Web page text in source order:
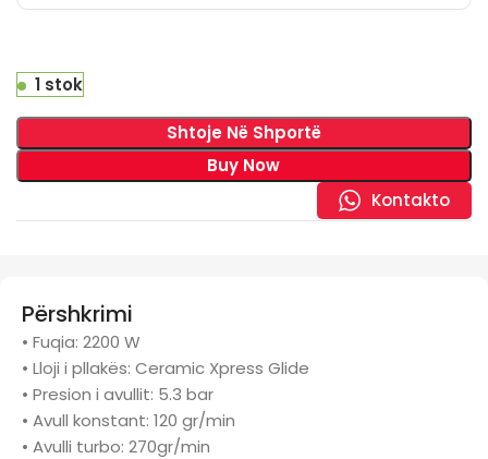
1 stok
Shtoje Në Shportë
Buy Now
Kontakto
Përshkrimi
• Fuqia: 2200 W
• Lloji i pllakës: Ceramic Xpress Glide
• Presion i avullit: 5.3 bar
• Avull konstant: 120 gr/min
• Avulli turbo: 270gr/min